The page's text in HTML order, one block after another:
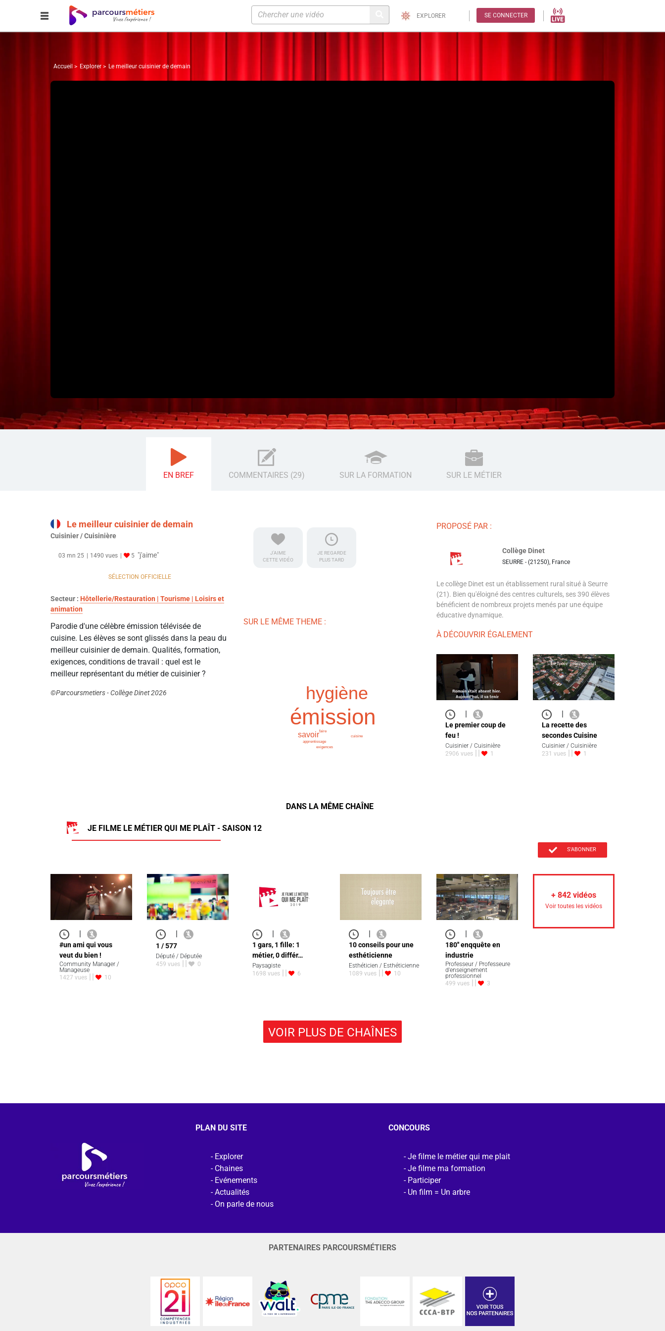
EXPLORER SE CONNECTER
Accueil Explorer Le meilleur cuisinier de demain
EN BREF COMMENTAIRES (29) SUR LA FORMATION SUR LE MÉTIER
Le meilleur cuisinier de demain
Cuisinier / Cuisinière
03 mn 25 1490 vues 5 "j'aime"
SÉLECTION OFFICIELLE
Secteur : Hôtellerie/Restauration | Tourisme | Loisirs et
animation
Parodie d'une célèbre émission télévisée de
cuisine. Les élèves se sont glissés dans la peau du
meilleur cuisinier de demain. Qualités, formation,
exigences, conditions de travail : quel est le
meilleur représentant du métier de cuisinier ?
©Parcoursmetiers - Collège Dinet 2026
J'AIME
CETTE VIDÉO
JE REGARDE
PLUS TARD
SUR LE MÊME THEME :
émission
hygiène
savoir
cuisine
apprentissage
faire
exigences
PROPOSÉ PAR :
Collège Dinet
SEURRE - (21250), France
Le collège Dinet est un établissement rural situé à Seurre
(21). Bien qu'éloigné des centres culturels, ses 390 élèves
bénéficient de nombreux projets menés par une équipe
éducative dynamique.
À DÉCOUVRIR ÉGALEMENT
Le premier coup de
feu !
Cuisinier / Cuisinière
2906 vues
1
La recette des
secondes Cuisine
Cuisinier / Cuisinière
231 vues
1
DANS LA MÊME CHAÎNE
JE FILME LE MÉTIER QUI ME PLAÎT - SAISON 12
S'ABONNER
#un ami qui vous
veut du bien !
Community Manager /
Manageuse
1427 vues
10
1 / 577
Député / Députée
459 vues
0
1 gars, 1 fille: 1
métier, 0 différ…
Paysagiste
1698 vues
6
10 conseils pour une
esthéticienne
Esthéticien / Esthéticienne
1089 vues
10
180'' enqquête en
industrie
Professeur / Professeure
d'enseignement
professionnel
499 vues
3
+ 842 vidéos
Voir toutes les vidéos
VOIR PLUS DE CHAÎNES
PLAN DU SITE
Explorer
Chaines
Evénements
Actualités
On parle de nous
CONCOURS
Je filme le métier qui me plait
Je filme ma formation
Participer
Un film = Un arbre
PARTENAIRES PARCOURSMÉTIERS